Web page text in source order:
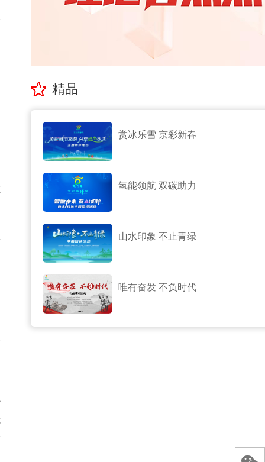
精品
赏冰乐雪 京彩新春
氢能领航 双碳助力
山水印象 不止青绿
唯有奋发 不负时代